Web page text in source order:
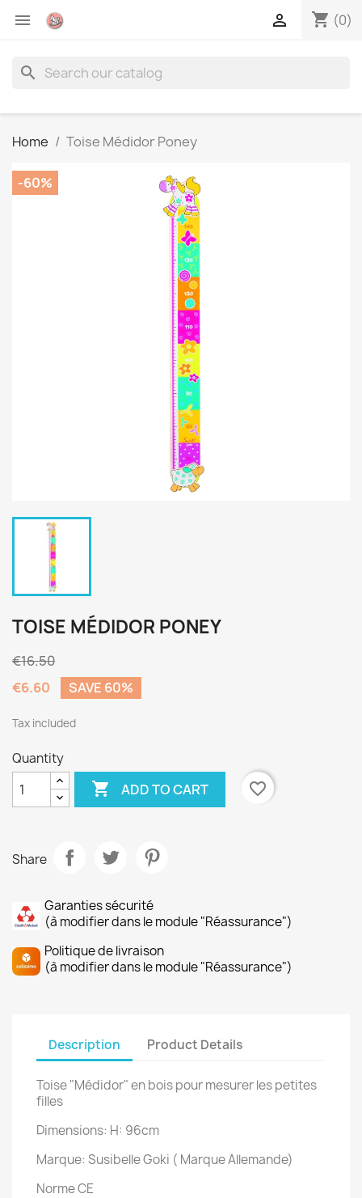
 shopping_cart (0)

search
Home Toise Médidor Poney
-60%
TOISE MÉDIDOR PONEY
€16.50
€6.60
SAVE 60%
Tax included
Quantity
 ADD TO CART favorite_border
Share
Garanties sécurité
(à modifier dans le module "Réassurance")
Politique de livraison
(à modifier dans le module "Réassurance")
Description Product Details
Toise "Médidor" en bois pour mesurer les petites
filles
Dimensions: H: 96cm
Marque: Susibelle Goki ( Marque Allemande)
Norme CE